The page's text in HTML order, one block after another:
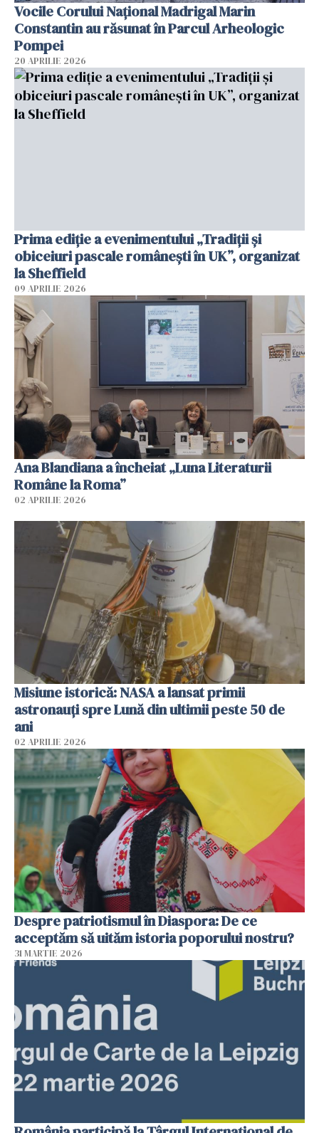
Vocile Corului Național Madrigal Marin
Constantin au răsunat în Parcul Arheologic
Pompei
20 APRILIE 2026
Prima ediție a evenimentului „Tradiții și
obiceiuri pascale românești în UK”, organizat
la Sheffield
09 APRILIE 2026
Ana Blandiana a încheiat „Luna Literaturii
Române la Roma”
02 APRILIE 2026
Misiune istorică: NASA a lansat primii
astronauţi spre Lună din ultimii peste 50 de
ani
02 APRILIE 2026
Despre patriotismul în Diaspora: De ce
acceptăm să uităm istoria poporului nostru?
31 MARTIE 2026